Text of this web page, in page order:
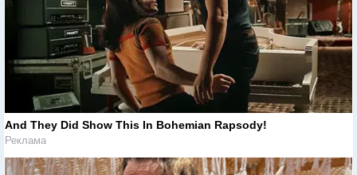
And They Did Show This In Bohemian Rapsody!
Реклама